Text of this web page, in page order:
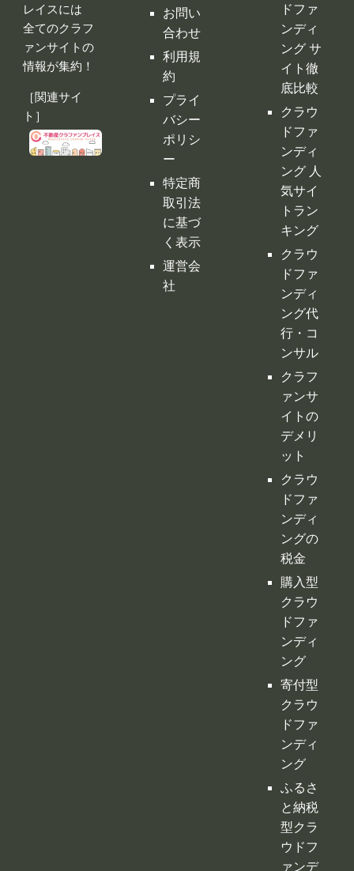
レイスには
全てのクラフ
ァンサイトの
情報が集約！
［関連サイ
ト］
お問い
合わせ
利用規
約
プライ
バシー
ポリシ
ー
特定商
取引法
に基づ
く表示
運営会
社
ドファ
ンディ
ング サ
イト徹
底比較
クラウ
ドファ
ンディ
ング 人
気サイ
トラン
キング
クラウ
ドファ
ンディ
ング代
行・コ
ンサル
クラフ
ァンサ
イトの
デメリ
ット
クラウ
ドファ
ンディ
ングの
税金
購入型
クラウ
ドファ
ンディ
ング
寄付型
クラウ
ドファ
ンディ
ング
ふるさ
と納税
型クラ
ウドフ
ァンデ